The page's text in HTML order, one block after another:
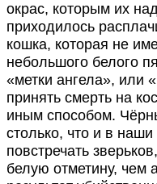
окрас, которым их
приходилось
кошка, которая не
небольшого белого
«метки ангела», или
принять смерть на
иным способом.
столько, что и в
повстречать
белую отметину, чем